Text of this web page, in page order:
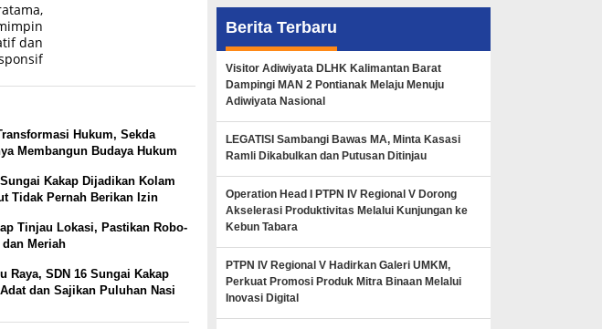
dan
Hukum, Sekda
Membangun Budaya Hukum
Kakap Dijadikan Kolam
Tidak Pernah Berikan Izin
Tinjau Lokasi, Pastikan Robo-
dan Meriah
Raya, SDN 16 Sungai Kakap
dan Sajikan Puluhan Nasi
Berita Terbaru
Visitor Adiwiyata DLHK Kalimantan Barat
Dampingi MAN 2 Pontianak Melaju Menuju
Adiwiyata Nasional
LEGATISI Sambangi Bawas MA, Minta Kasasi
Ramli Dikabulkan dan Putusan Ditinjau
Operation Head I PTPN IV Regional V Dorong
Akselerasi Produktivitas Melalui Kunjungan ke
Kebun Tabara
PTPN IV Regional V Hadirkan Galeri UMKM,
Perkuat Promosi Produk Mitra Binaan Melalui
Inovasi Digital